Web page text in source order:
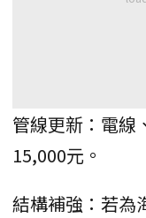
管線更新：電線
15,000元。
結構補強：若為